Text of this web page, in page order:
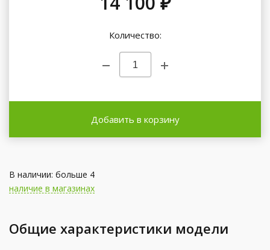
Количество:
Добавить в корзину
В наличии: больше 4
наличие в магазинах
Общие характеристики модели